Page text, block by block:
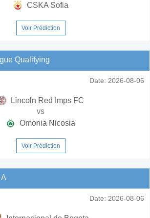
CSKA Sofia
Voir Prédiction
Qualifying
Date: 2026-08-06
Lincoln Red Imps FC
vs
Omonia Nicosia
Voir Prédiction
Date: 2026-08-06